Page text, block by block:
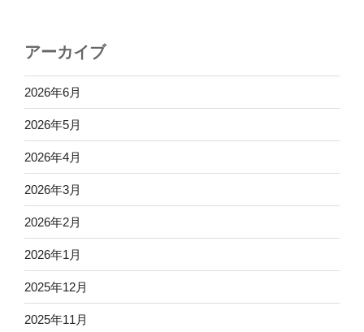
アーカイブ
2026年6月
2026年5月
2026年4月
2026年3月
2026年2月
2026年1月
2025年12月
2025年11月